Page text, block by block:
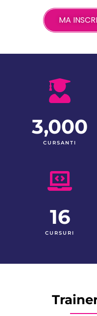
MA
CURSANTI
3,000
CURSURI
16